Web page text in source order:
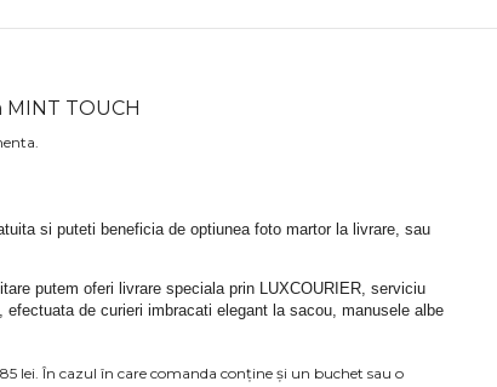
TOUCH
si puteti beneficia de optiunea foto martor la livrare, sau
putem oferi livrare speciala prin LUXCOURIER, serviciu
de curieri imbracati elegant la sacou, manusele albe
lei. În cazul în care comanda conține și un buchet sau o